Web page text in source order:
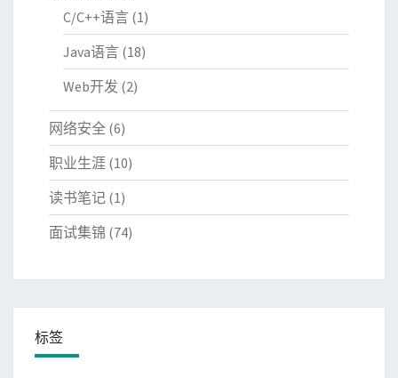
C/C++语言 (1)
Java语言 (18)
Web开发 (2)
网络安全 (6)
职业生涯 (10)
读书笔记 (1)
面试集锦 (74)
标签